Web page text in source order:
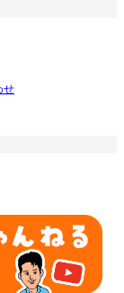
せ